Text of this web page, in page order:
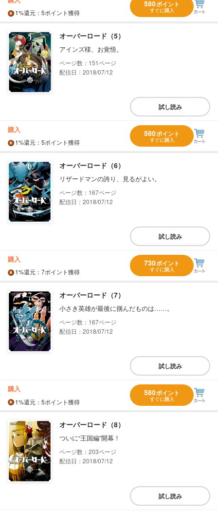
1%還元 ：5ポイント獲得
580ポイント
すぐに購入
オーバーロード（5）
アインズ様、お覚悟。
151
配信日：2018/07/12
試し読み
購入
1%還元 ：5ポイント獲得
580ポイント
すぐに購入
オーバーロード（6）
リザードマンの誇り、見るがよい。
167
配信日：2018/07/12
試し読み
購入
1%還元 ：7ポイント獲得
730ポイント
すぐに購入
オーバーロード（7）
小さき英雄が最後に掴んだものは……。
167
配信日：2018/07/12
試し読み
購入
1%還元 ：5ポイント獲得
580ポイント
すぐに購入
オーバーロード（8）
ついに“王国編”開幕！
203
配信日：2018/07/12
試し読み